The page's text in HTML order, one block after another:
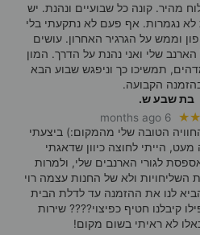
מהיר. קונה כל שבועיים ונהנת. יש
לא נגמרות. אף פעם לא נתקעתי בלי
וממש על הגרגיר האחרון. עושים
הארנב שלי ואני נהנת על הדרך. המון
תמשיכו כך וניפגש שבוע הבא
הקבועה.
בת שבע ש.
6 months ago
הטובה שלי מהמקום:) ביצעתי
הייתי לחוצה כיוון שדאגתי
לגורי הארנבים שלי, ולמרות
השליחויות ולא של החנות עצמה רוי
לנו את ההזמנה עד לדלת הבית
קיבלנו חטיף כפיצוי???? שירות
לא ראיתי בשום מקום!